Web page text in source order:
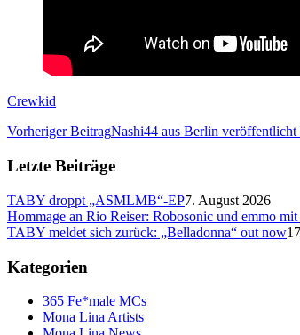
Crewkid
Vorheriger BeitragNashi44 aus Berlin
Letzte Beiträge
TABY droppt „ASMLMB“-EP7. August 2026
Hommage an Rio Reiser: Robosonic und emmo
TABY meldet sich zurück: „Belladonna“ out now
Kategorien
365 Fe*male MCs
Mona Lina Artists